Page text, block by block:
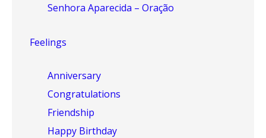
Senhora Aparecida – Oração
Feelings
Anniversary
Congratulations
Friendship
Happy Birthday